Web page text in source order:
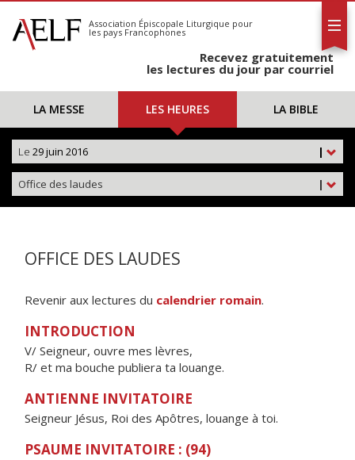
S'abonner
Calendrier
Association Épiscopale Liturgique pour
les pays Francophones
Recevez gratuitement
les lectures du jour par courriel
LA MESSE LES HEURES LA BIBLE
|
Le 29 juin 2016
|
Office des laudes
OFFICE DES LAUDES
Revenir aux lectures du calendrier romain.
INTRODUCTION
V/ Seigneur, ouvre mes lèvres,
R/ et ma bouche publiera ta louange.
ANTIENNE INVITATOIRE
Seigneur Jésus, Roi des Apôtres, louange à toi.
PSAUME INVITATOIRE : (94)